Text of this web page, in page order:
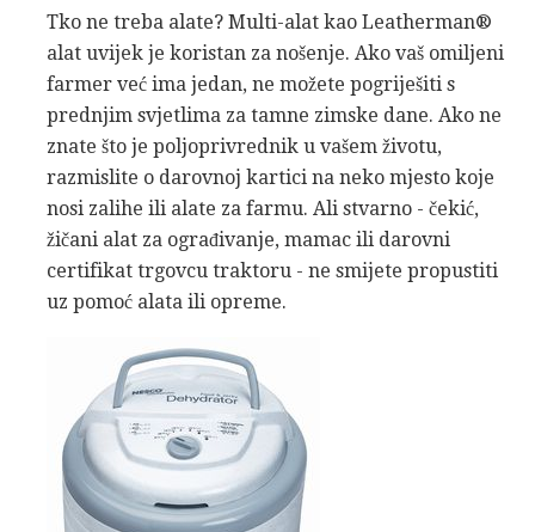
Tko ne treba alate? Multi-alat kao Leatherman®
alat uvijek je koristan za nošenje. Ako vaš omiljeni
farmer već ima jedan, ne možete pogriješiti s
prednjim svjetlima za tamne zimske dane. Ako ne
znate što je poljoprivrednik u vašem životu,
razmislite o darovnoj kartici na neko mjesto koje
nosi zalihe ili alate za farmu. Ali stvarno - čekić,
žičani alat za ograđivanje, mamac ili darovni
certifikat trgovcu traktoru - ne smijete propustiti
uz pomoć alata ili opreme.